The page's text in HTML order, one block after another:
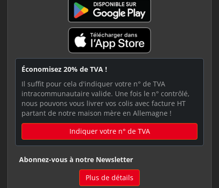
Économisez 20% de TVA !
Il suffit pour cela d'indiquer votre n° de TVA
intracommunautaire valide. Une fois le n° contrôlé,
nous pouvons vous livrer vos colis avec facture HT
partant de notre maison mère en Allemagne !
Indiquer votre n° de TVA
Abonnez-vous à notre Newsletter
Plus de détails